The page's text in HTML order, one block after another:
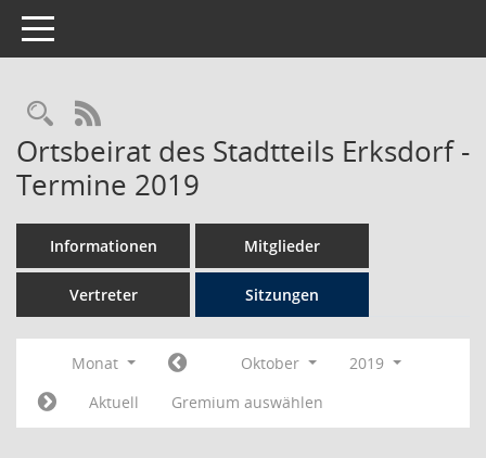
Toggle navigation
Rechercheauswahl
RSS-Feed
Ortsbeirat des Stadtteils Erksdorf -
Termine 2019
Informationen Mitglieder
Vertreter Sitzungen
Monat Oktober
2019
Aktuell
Gremium auswählen